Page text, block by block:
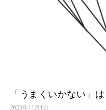
「うまくいかない」
2023年11月1日